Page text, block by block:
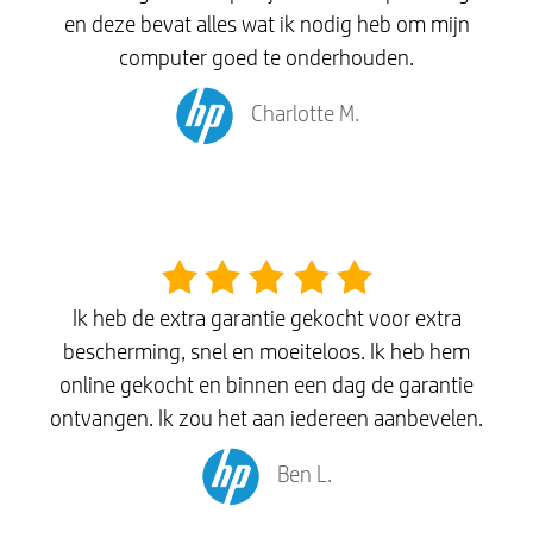
en deze bevat alles wat ik nodig heb om mijn
computer goed te onderhouden.
Charlotte M.
Ik heb de extra garantie gekocht voor extra
bescherming, snel en moeiteloos. Ik heb hem
online gekocht en binnen een dag de garantie
ontvangen. Ik zou het aan iedereen aanbevelen.
Ben L.